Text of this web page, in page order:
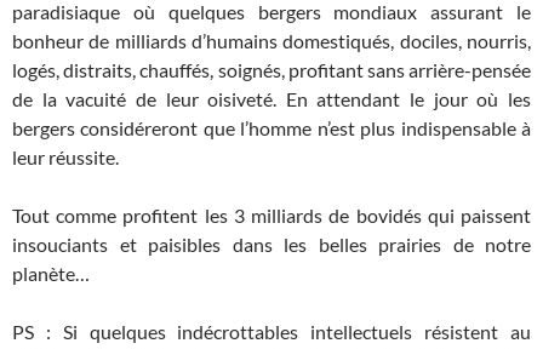
paradisiaque où quelques bergers mondiaux assurant le
bonheur de milliards d’humains domestiqués, dociles, nourris,
logés, distraits, chauffés, soignés, profitant sans arrière-pensée
de la vacuité de leur oisiveté. En attendant le jour où les
bergers considéreront que l’homme n’est plus indispensable à
leur réussite.
Tout comme profitent les 3 milliards de bovidés qui paissent
insouciants et paisibles dans les belles prairies de notre
planète…
PS : Si quelques indécrottables intellectuels résistent au